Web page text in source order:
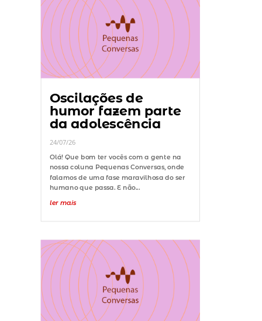
Oscilações de
humor fazem parte
da adolescência
24/07/26
Olá! Que bom ter vocês com a gente na
nossa coluna Pequenas Conversas, onde
falamos de uma fase maravilhosa do ser
humano que passa. E não...
ler mais